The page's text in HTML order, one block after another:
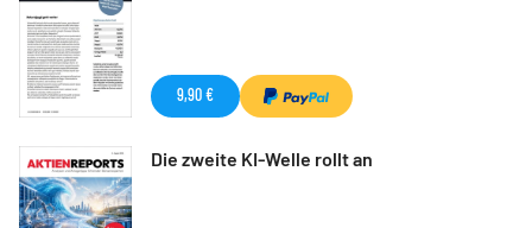
9,90 €
Die zweite KI-Welle rollt an